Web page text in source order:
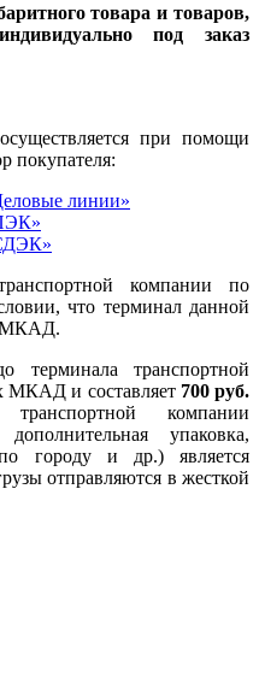
товара и товаров,
под заказ
осуществляется при помощи
покупателя:
линии»
компании по
что терминал данной
МКАД.
терминала транспортной
МКАД и составляет 700 руб.
компании
упаковка,
по городу и др.) является
отправляются в жесткой